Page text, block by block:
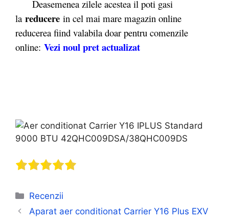
Deasemenea zilele acestea il poti gasi
la reducere in cel mai mare magazin online
reducerea fiind valabila doar pentru comenzile
online: Vezi noul pret actualizat
Categorii
Recenzii
Aparat aer conditionat Carrier Y16 Plus EXV